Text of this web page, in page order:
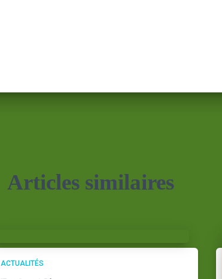
Articles similaires
ACTUALITÉS